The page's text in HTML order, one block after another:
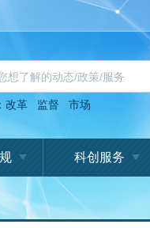
改革 监督 市场
科创服务